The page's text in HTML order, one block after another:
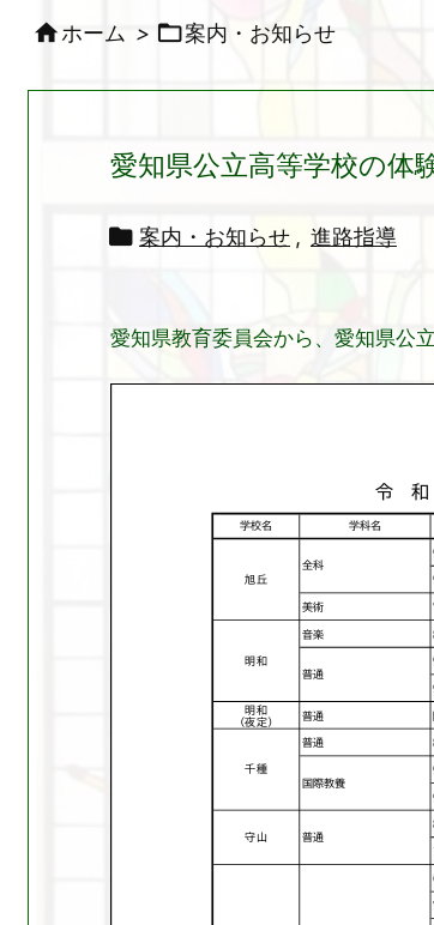
ホーム > 案内・お知らせ
愛知県公立高等学校の体
 案内・お知らせ , 進路指導
愛知県教育委員会から、愛知県公